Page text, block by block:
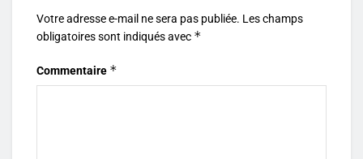
Votre adresse e-mail ne sera pas publiée. Les champs
obligatoires sont indiqués avec *
Commentaire *